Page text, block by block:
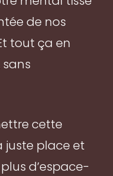
de nos
tout ça en
cette
juste place et
d’espace-